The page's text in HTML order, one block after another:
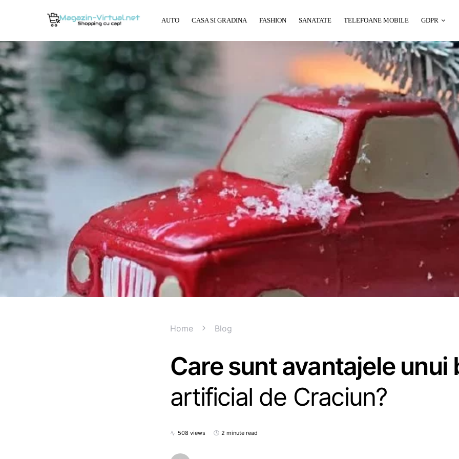
AUTO CASA SI GRADINA FASHION SANATATE TELEFOANE MOBILE GDPR
Home Blog
Care sunt avantajele unui
artificial de Craciun?
508 views 2 minute read